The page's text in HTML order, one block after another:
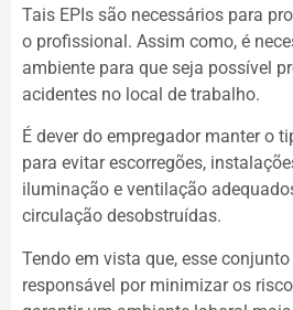
Tais EPIs são necessários para
o profissional. Assim como, é
ambiente para que seja possível
acidentes no local de trabalho.
É dever do empregador manter o
para evitar escorregões,
iluminação e ventilação
circulação desobstruídas.
Tendo em vista que, esse
responsável por minimizar os